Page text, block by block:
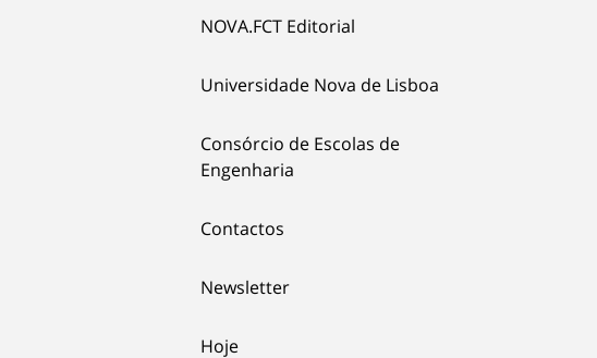
NOVA.FCT Editorial
Universidade Nova de Lisboa
Consórcio de Escolas de
Engenharia
Contactos
Newsletter
Hoje